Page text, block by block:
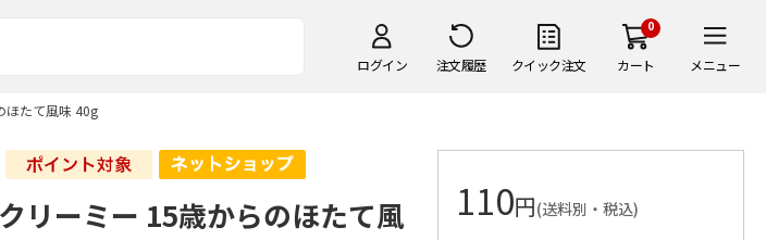
ログイン 注文履歴 クイック注文
0
カート メニュー
ほたて風味 40g
リーミー 15歳からのほたて風
110円(送料別・税込)